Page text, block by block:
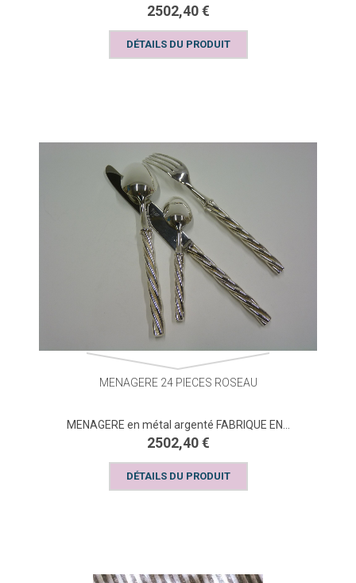
2502,40 €
DÉTAILS DU PRODUIT
MENAGERE 24 PIECES ROSEAU
MENAGERE en métal argenté FABRIQUE EN...
2502,40 €
DÉTAILS DU PRODUIT